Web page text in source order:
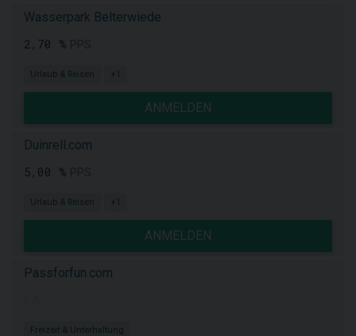
Wasserpark Belterwiede
2,70 %
Urlaub & Reisen +1
ANMELDEN
Duinrell.com
5,00 %
Urlaub & Reisen +1
ANMELDEN
Passforfun.com
Freizeit & Unterhaltung